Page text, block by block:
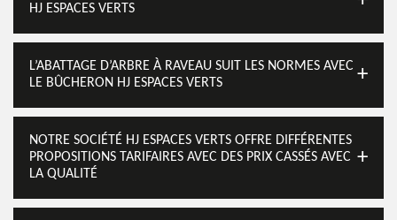
HJ ESPACES VERTS
L’ABATTAGE D’ARBRE À RAVEAU SUIT LES NORMES AVEC
LE BÛCHERON HJ ESPACES VERTS
NOTRE SOCIÉTÉ HJ ESPACES VERTS OFFRE DIFFÉRENTES
PROPOSITIONS TARIFAIRES AVEC DES PRIX CASSÉS AVEC
LA QUALITÉ